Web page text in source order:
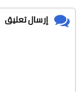
إرسال تعليق